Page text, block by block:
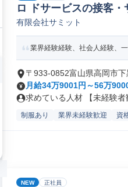
ロ ドサービスの接客
有限会社サミット
業界経験経験、社会人経験、
〒933-0852富山県高岡市下
月給34万9001円～56万
求めている人材 【未経験者
制服あり 業界未経験歓迎 資
NEW 正社員